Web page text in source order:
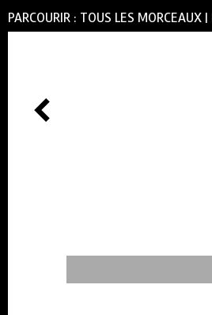
PARCOURIR : TOUS LES MORCEAUX |